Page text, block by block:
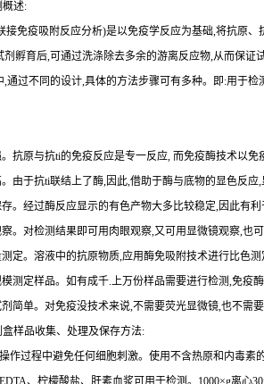
概述:
接免疫吸附反应分析)是以免疫学反应为基础,将抗原、
剂孵育后,可通过洗涤除去多余的游离反应物,从而保证
,通过不同的设计,具体的方法步骤可有多种。即:用于检
。抗原与抗ti的免疫反应是专一反应, 而免疫酶技术以
由于抗ti联结上了酶,因此,借助于酶与底物的显色反
。经过酶反应显示的有色产物大多比较稳定,因此有利
。对检测结果即可用肉眼观察,又可用显微镜观察,也
定。溶液中的抗原物质,应用酶免吸附技术进行比色
测定样品。如有成千.上万份样品需要进行检测,免疫
简单。对免疫没技术来说,不需要荧光显微镜,也不需
样品收集、处理及保存方法:
作过程中避免任何细胞刺激。使用不含热原和内毒素
、柠檬酸盐、肝素血浆可用于检测。1000×g离心30